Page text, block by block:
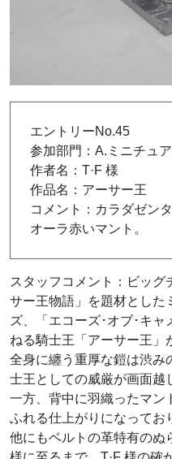
エントリーNo.45
参加部門：A.ミニチュ
作者名：T·F 様
作品名：アーサー王
コメント：カラダゼン
オーラ赤いマント。
スタッフコメント：ビッグ
サー王物語」を題材とした
ズ、「エコーズ･オブ･キ
ねる騎士王「アーサー王」
全身に纏う重厚な鎧は渋み
士王としての威厳が画面越
一方、背中に羽織ったマン
ふれる仕上がりになってお
他にもベルトの革特有のぬ